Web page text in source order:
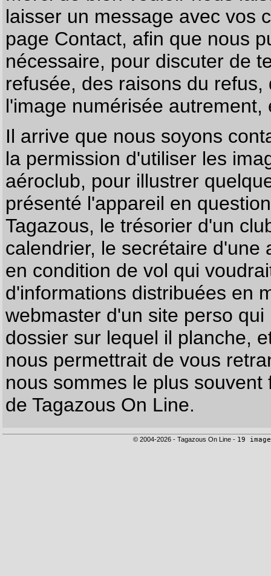
laisser un message avec vos
page Contact, afin que nous
nécessaire, pour discuter de
refusée, des raisons du
l'image numérisée autrement,
Il arrive que nous soyons
la permission d'utiliser les
aéroclub, pour illustrer
présenté l'appareil en
Tagazous, le trésorier d'un
calendrier, le secrétaire
en condition de vol qui
d'informations distribuées en
webmaster d'un site perso
dossier sur lequel il planche,
nous permettrait de vous
nous sommes le plus
de Tagazous On Line.
© 2004-2026 - Tagazous On Line - 19